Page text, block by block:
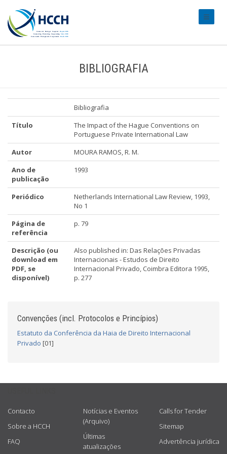
BIBLIOGRAFIA
Bibliografia
Título
The Impact of the Hague Conventions on
Portuguese Private International Law
Autor
MOURA RAMOS, R. M.
Ano de
publicação
1993
Periódico
Netherlands International Law Review, 1993,
No 1
Página de
referência
p. 79
Descrição (ou
download em
PDF, se
disponível)
Also published in: Das Relações Privadas
Internacionais - Estudos de Direito
Internacional Privado, Coimbra Editora 1995,
p. 277
Convenções (incl. Protocolos e Princípios)
Estatuto da Conferência da Haia de Direito Internacional
Privado [01]
Contacto
Sobre a HCCH
FAQ
Notícias e Eventos
(Arquivo)
Últimas
atualizações
Calls for Tender
Sitemap
Advertência jurídica